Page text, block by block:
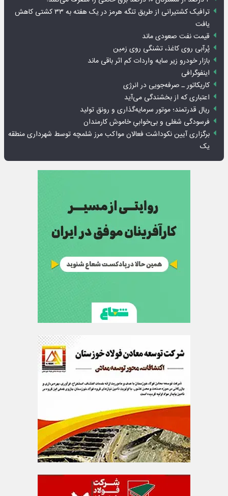
ترافیک کشتیرانی از طریق تنگه هرمز در یک هفته به ۳۳ کشتی کاهش
یافت
قیمت نفت صعودی ماند
پُرآبی روی کاغذ، تشنگی روی زمین
بازار خودرو زیر سایه واردات کم اثر باقی ماند
اینفوگرافی
کاریکاتور ـ صرفه‌جویی در انرژی
اعتباری که از بخشندگی می‌آید
ریال قدرتمند؛ موتور سرمایه‌گذاری و رونق تولید
فرسودگی شغلی و بی‌خوابیِ خاموش کارمندان
برگزاری آیین نکوداشت فعالان مواکب مرز شلمچه توسط شهرداری منطقه
یک